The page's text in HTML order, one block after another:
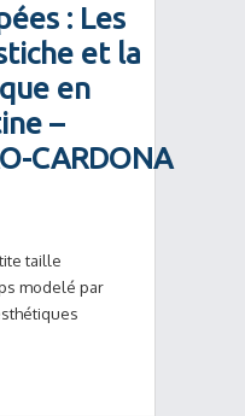
: Les
et la
en
–
CARDONA
taille
modelé par